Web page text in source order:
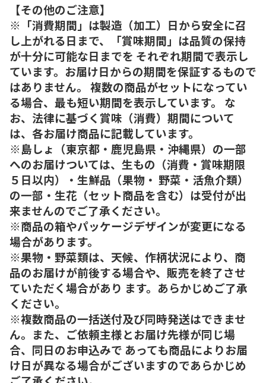
【その他のご注意】
※「消費期間」は製造（加工）日から安全に召
し上がれる日まで、「賞味期間」は品質の保持
が十分に可能な日までを それぞれ期間で表示し
ています。お届け日からの期間を保証するもので
はありません。 複数の商品がセットになってい
る場合、最も短い期間を表示しています。 な
お、法律に基づく賞味（消費）期間について
は、各お届け商品に記載しています。
※島しょ（東京都・鹿児島県・沖縄県）の一部
へのお届けついては、生もの（消費・賞味期限
５日以内）・生鮮品（果物・ 野菜・活魚介類）
の一部・生花（セット商品を含む）は受付が出
来ませんのでご了承ください。
※商品の箱やパッケージデザインが変更になる
場合があります。
※果物・野菜類は、天候、作柄状況により、商
品のお届けが前後する場合や、販売を終了させ
ていただく場合があり ます。あらかじめご了承
ください。
※複数商品の一括送付及び同時発送はできませ
ん。また、ご依頼主様とお届け先様が同じ場
合、同日のお申込みで あっても商品によりお届
け日が異なる場合がございますのであらかじめ